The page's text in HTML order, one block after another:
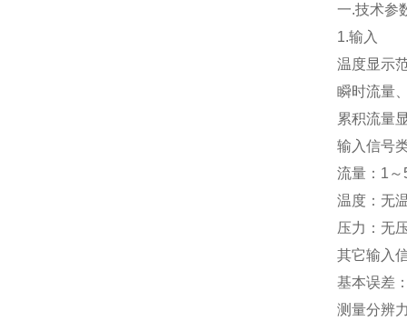
一.技术参
1.输入
温度显示
瞬时流量
累积流量
输入信号
流量：1
温度：无
压力：无
其它输入
基本误差
测量分辨